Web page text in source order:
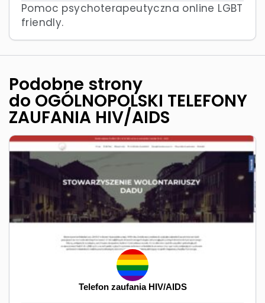
Pomoc psychoterapeutyczna online LGBT
friendly.
Podobne strony
do OGÓLNOPOLSKI TELEFONY
ZAUFANIA HIV/AIDS
Telefon zaufania HIV/AIDS